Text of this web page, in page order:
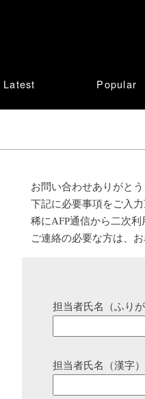
Latest Popular
お問い合わせありがとう
下記に必要事項をご入
稀にAFP通信から二次
ご連絡の必要な方は、
担当者氏名（ふりが
担当者氏名（漢字）